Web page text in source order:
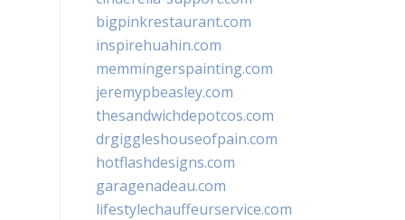
bigpinkrestaurant.com
inspirehuahin.com
memmingerspainting.com
jeremypbeasley.com
thesandwichdepotcos.com
drgiggleshouseofpain.com
hotflashdesigns.com
garagenadeau.com
lifestylechauffeurservice.com